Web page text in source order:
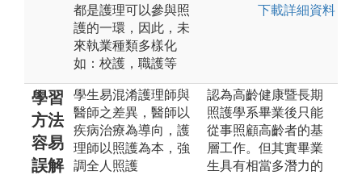
都是護理可以參與照
護的一環，因此，未
來執業種類多樣化
如：校護，職護等
下載詳細資料
學習
方法
容易
誤解
學生易混淆護理師與
醫師之差異，醫師以
疾病治療為導向，護
理師以照護為本，強
調全人照護
認為高齡健康暨長期
照護學系畢業後只能
從事照顧高齡者的基
層工作。但其實畢業
生具有相當多潛力的